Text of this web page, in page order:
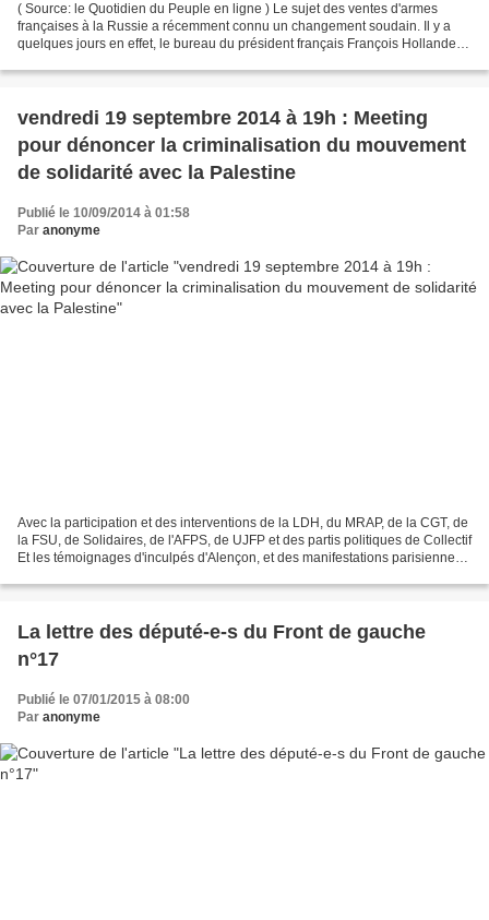
( Source: le Quotidien du Peuple en ligne ) Le sujet des ventes d'armes
françaises à la Russie a récemment connu un changement soudain. Il y a
quelques jours en effet, le bureau du président français François Hollande a
vendredi 19 septembre 2014 à 19h : Meeting
pour dénoncer la criminalisation du mouvement
de solidarité avec la Palestine
Publié le 10/09/2014 à 01:58
Par anonyme
Avec la participation et des interventions de la LDH, du MRAP, de la CGT, de
la FSU, de Solidaires, de l'AFPS, de UJFP et des partis politiques de Collectif
Et les témoignages d'inculpés d'Alençon, et des manifestations parisiennes
La lettre des député-e-s du Front de gauche
n°17
Publié le 07/01/2015 à 08:00
Par anonyme